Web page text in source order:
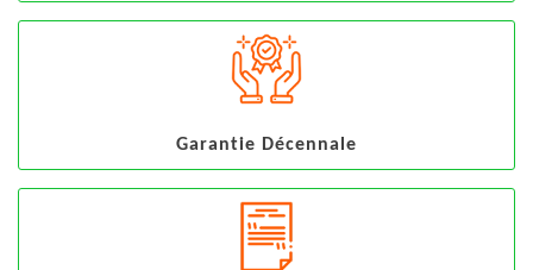
Garantie Décennale